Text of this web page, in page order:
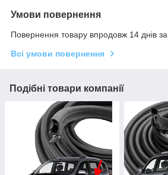
Умови повернення
Повернення товару впродовж 14 днів
Всі умови повернення
Подібні товари компанії